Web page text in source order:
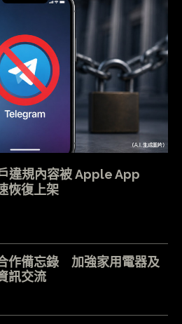
違規內容被 Apple App
恢復上架
作備忘錄 加強家用電器及
訊交流